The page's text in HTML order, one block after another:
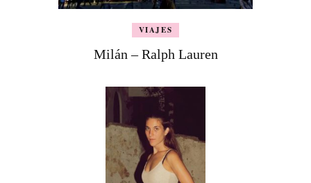
VIAJES
Milán – Ralph Lauren